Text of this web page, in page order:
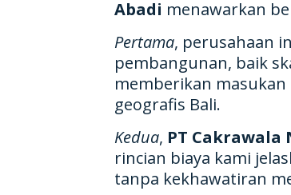
Abadi menawarkan
Pertama, perusahaan
pembangunan, baik
memberikan
geografis Bali.
Kedua, PT Cakrawala
rincian biaya kami
tanpa kekhawatiran